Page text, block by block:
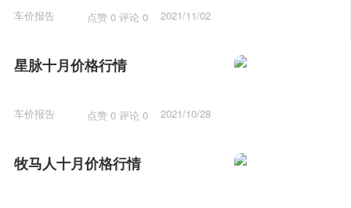
车价报告 点赞 0 评论 0
2021/11/02
星脉十月价格行情
车价报告 点赞 0 评论 0
2021/10/28
牧马人十月价格行情